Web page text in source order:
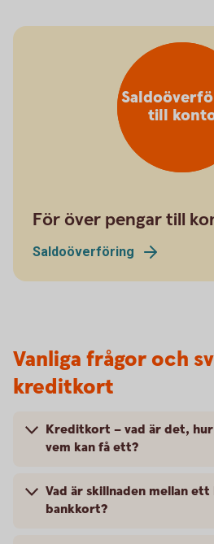
till
För över pengar till
Saldoöverföring
Vanliga frågor och
kreditkort
Kreditkort – vad är det,
vem kan få ett?
Vad är skillnaden mellan
bankkort?